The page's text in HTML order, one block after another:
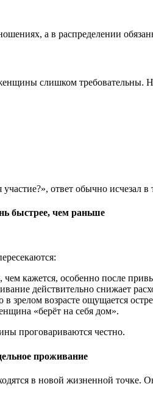
а в распределении
слишком требовательны.
ответ обычно исчезал
быстрее, чем раньше
кажется, особенно после
действительно снижает
в зрелом возрасте ощущается
«берёт на себя дом».
проговариваются честно.
проживание
в новой жизненной точке.